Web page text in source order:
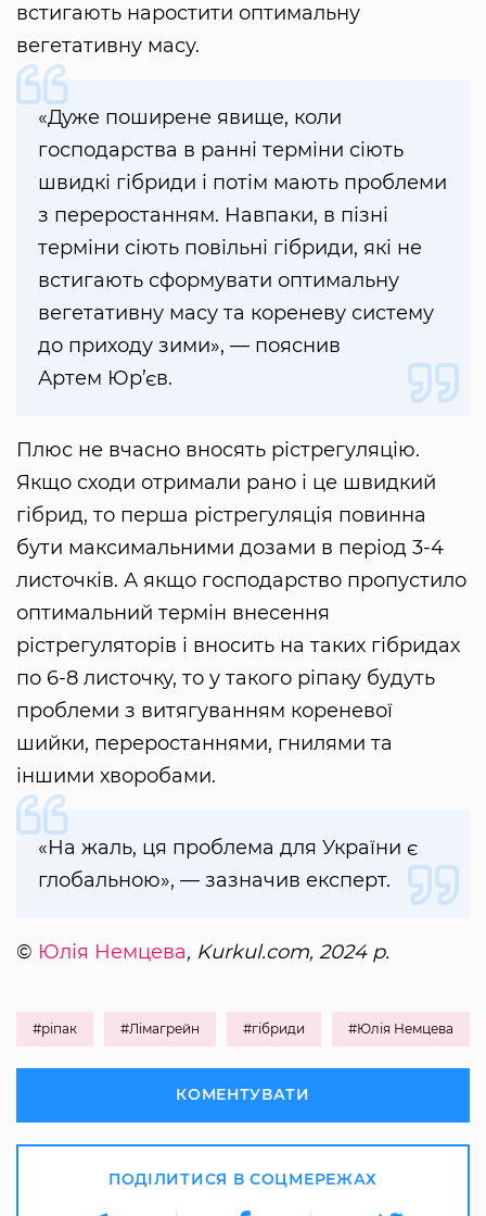
встигають наростити оптимальну
вегетативну масу.
«Дуже поширене явище, коли
господарства в ранні терміни сіють
швидкі гібриди і потім мають проблеми
з переростанням. Навпаки, в пізні
терміни сіють повільні гібриди, які не
встигають сформувати оптимальну
вегетативну масу та кореневу систему
до приходу зими», — пояснив
Артем Юр’єв.
Плюс не вчасно вносять рістрегуляцію.
Якщо сходи отримали рано і це швидкий
гібрид, то перша рістрегуляція повинна
бути максимальними дозами в період 3-4
листочків. А якщо господарство пропустило
оптимальний термін внесення
рістрегуляторів і вносить на таких гібридах
по 6-8 листочку, то у такого ріпаку будуть
проблеми з витягуванням кореневої
шийки, переростаннями, гнилями та
іншими хворобами.
«На жаль, ця проблема для України є
глобальною», — зазначив експерт.
© Юлія Немцева, Kurkul.com, 2024 р.
#ріпак #Лімагрейн #гібриди #Юлія Немцева
КОМЕНТУВАТИ
ПОДІЛИТИСЯ В СОЦМЕРЕЖАХ